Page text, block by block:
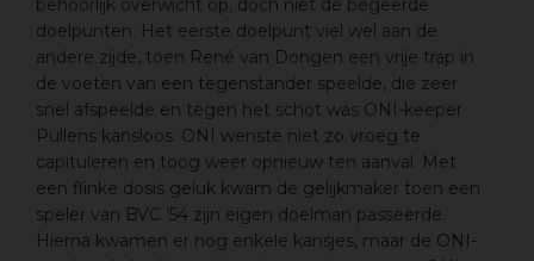
behoorlijk overwicht op, doch niet de begeerde
doelpunten. Het eerste doelpunt viel wel aan de
andere zijde, toen René van Dongen een vrije trap in
de voeten van een tegenstander speelde, die zeer
snel afspeelde en tegen het schot was ONI-keeper
Pullens kansloos. ONI wenste niet zo vroeg te
capituleren en toog weer opnieuw ten aanval. Met
een flinke dosis geluk kwam de gelijkmaker toen een
speler van BVC ’54 zijn eigen doelman passeerde.
Hierna kwamen er nog enkele kansjes, maar de ONI-